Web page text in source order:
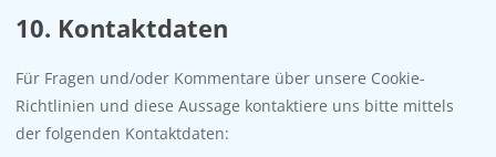
10. Kontaktdaten
Für Fragen und/oder Kommentare über unsere Cookie-
Richtlinien und diese Aussage kontaktiere uns bitte mittels
der folgenden Kontaktdaten: